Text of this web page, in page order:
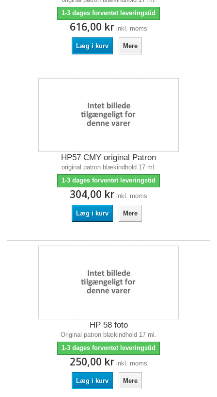
1-3 dages forventet leveringstid
616,00 kr inkl. moms
Læg i kurv Mere
HP57 CMY original Patron
original patron blækindhold 17 ml.
1-3 dages forventet leveringstid
304,00 kr inkl. moms
Læg i kurv Mere
HP 58 foto
Original patron blækindhold 17 ml.
1-3 dages forventet leveringstid
250,00 kr inkl. moms
Læg i kurv Mere